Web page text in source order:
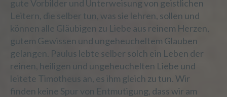
gute Vorbilder und Unterweisung von geistlichen
Leitern, die selber tun, was sie lehren, sollen und
können alle Gläubigen zu Liebe aus reinem Herzen,
gutem Gewissen und ungeheucheltem Glauben
gelangen. Paulus lebte selber solch ein Leben der
reinen, heiligen und ungeheuchelten Liebe und
leitete Timotheus an, es ihm gleich zu tun. Wir
finden keine Spur von Entmutigung, dass wir am
Heino Weidmann
Heino Weidmann
Götzenbergstr. 25
74889 Sinsheim
Deutschland